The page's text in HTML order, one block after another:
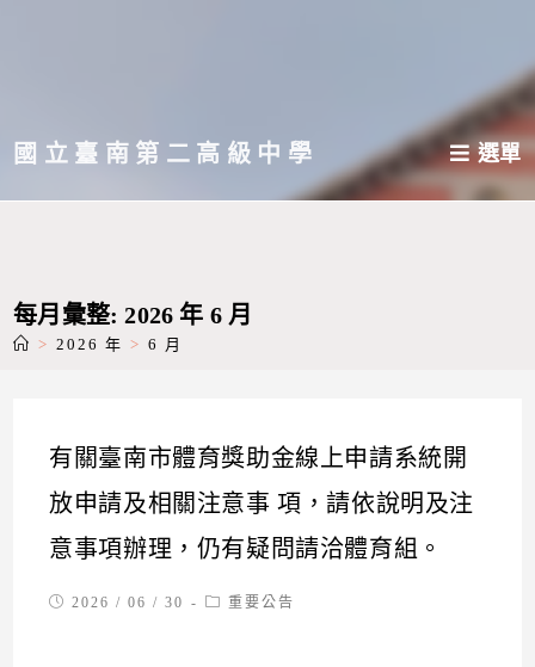
主國立臺南第二高級中學 選單
每月彙整: 2026 年 6 月
> 2026 年 > 6 月
有關臺南市體育獎助金線上申請系統開
放申請及相關注意事 項，請依說明及注
意事項辦理，仍有疑問請洽體育組。
Post2026 / 06 / 30
Post重要公告